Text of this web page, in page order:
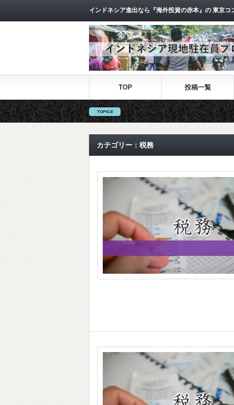
インドネシア進出なら『海外投資の赤本』の 東京コ
TOP 投稿一覧
カテゴリー：税務